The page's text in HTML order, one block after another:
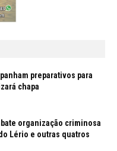
preparativos para
chapa
organização criminosa
Lério e outras quatros